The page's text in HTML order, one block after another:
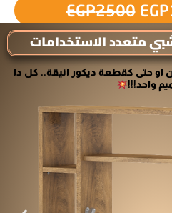
EGP2500 EGP
متعدد الاستخدامات
حتى كقطعة ديكور انيقة.. كل دا
واحد!!!